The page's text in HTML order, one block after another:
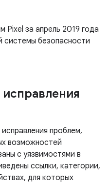
Pixel за апрель 2019 года
системы безопасности
проблем,
возможностей
с уязвимостями в
ссылки, категории,
для которых